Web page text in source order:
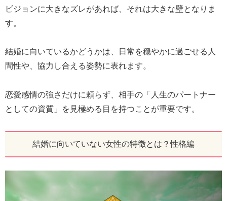
ビジョンに大きなズレがあれば、それは大きな壁となりま
す。
結婚に向いているかどうかは、日常を穏やかに過ごせる人
間性や、協力し合える姿勢に表れます。
恋愛感情の強さだけに頼らず、相手の「人生のパートナー
としての資質」を見極める目を持つことが重要です。
結婚に向いていない女性の特徴とは？性格編